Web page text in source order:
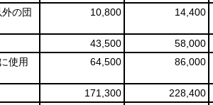
外の団
10,800 14,400
43,500 58,000
使用
64,500 86,000
171,300 228,400